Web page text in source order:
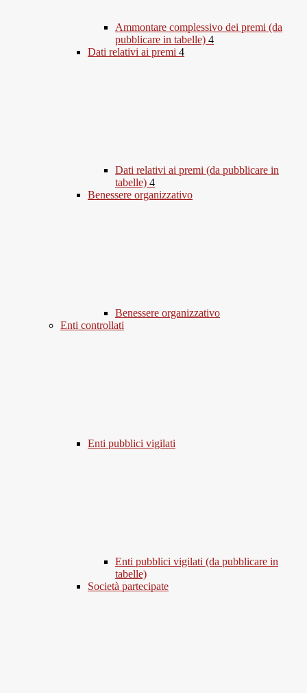
Ammontare complessivo dei premi (da
pubblicare in tabelle) 4
Dati relativi ai premi 4
Dati relativi ai premi (da pubblicare in
tabelle) 4
Benessere organizzativo
Benessere organizzativo
Enti controllati
Enti pubblici vigilati
Enti pubblici vigilati (da pubblicare in
tabelle)
Società partecipate